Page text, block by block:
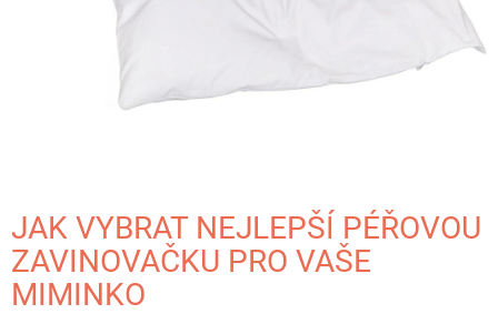
JAK VYBRAT NEJLEPŠÍ PÉŘOVOU
ZAVINOVAČKU PRO VAŠE
MIMINKO